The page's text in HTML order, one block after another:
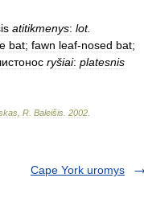
atitikmenys: lot.
bat; fawn leaf-nosed bat;
ryšiai: platesnis
R Baleišis 2002
Cape York uromys